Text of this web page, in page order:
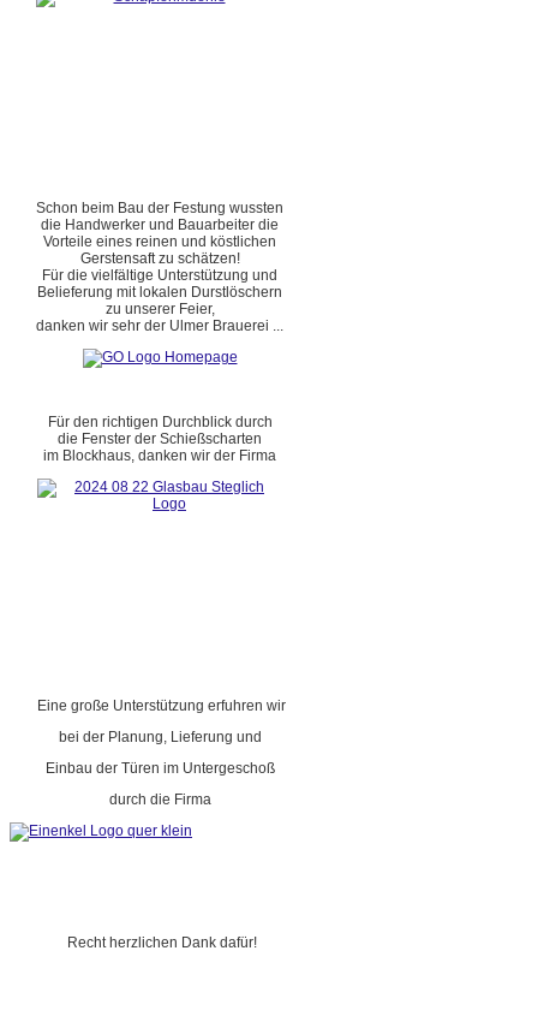
Schon beim Bau der Festung wussten
die Handwerker und Bauarbeiter die
Vorteile eines reinen und köstlichen
Gerstensaft zu schätzen!
Für die vielfältige Unterstützung und
Belieferung mit lokalen Durstlöschern
zu unserer Feier,
danken wir sehr der Ulmer Brauerei ...
Für den richtigen Durchblick durch
die Fenster der Schießscharten
im Blockhaus, danken wir der Firma
Eine große Unterstützung erfuhren wir
bei der Planung, Lieferung und
Einbau der Türen im Untergeschoß
durch die Firma
Recht herzlichen Dank dafür!